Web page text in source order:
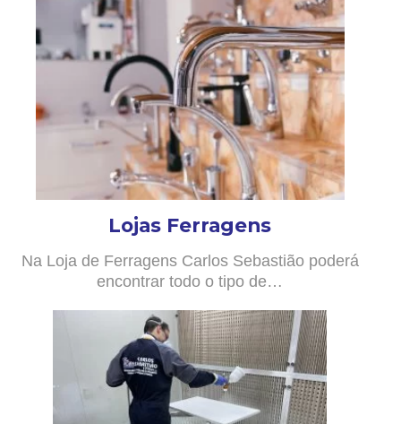
Lojas Ferragens
Na Loja de Ferragens Carlos Sebastião poderá
encontrar todo o tipo de…